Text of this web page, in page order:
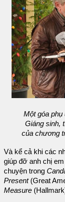
Một góa phụ
Giáng sinh,
của chương
Và kể cả khi các
giúp đỡ anh chị
chuyện trong
Present(Great
Measure